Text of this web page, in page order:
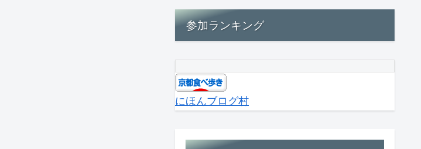
参加ランキング
にほんブログ村